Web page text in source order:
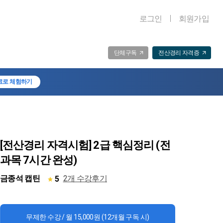
로그인 회원가입
단체구독 전산경리 자격증
로 체험하기
[전산경리 자격시험] 2급 핵심정리 (전
과목 7시간 완성)
금종석 캡틴 5 2개 수강후기
무제한 수강 / 월 15,000원 (12개월 구독 시)